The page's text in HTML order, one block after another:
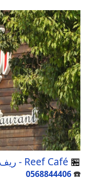
🏪 Reef Café - ريف
☎️
0568844406